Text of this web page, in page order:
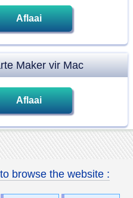
Aflaai
Maker vir Mac
Aflaai
browse the website :